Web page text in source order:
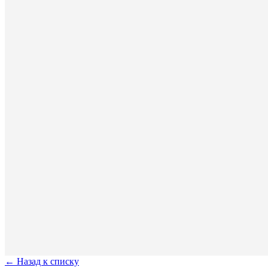
← Назад к списку